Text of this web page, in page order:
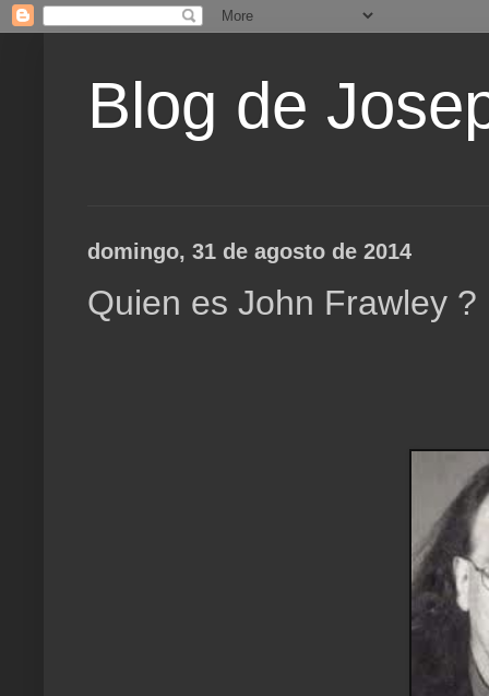
Blog de
domingo, 31 de agosto de 2014
Quien es John Frawley ?